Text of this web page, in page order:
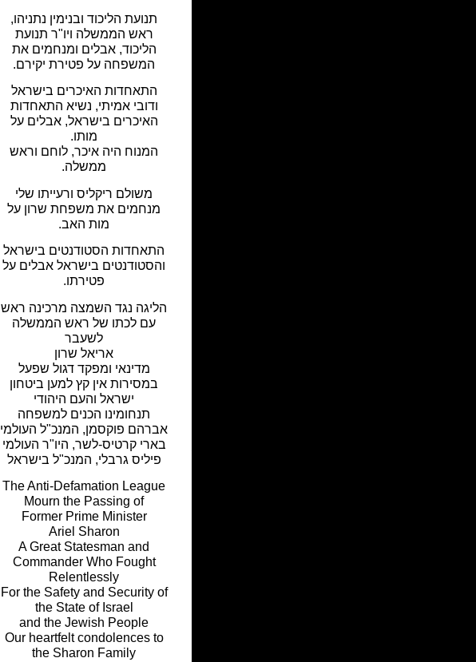
תנועת הליכוד ובנימין נתניהו,
ראש הממשלה ויו"ר תנועת
הליכוד, אבלים ומנחמים את
המשפחה על פטירת יקירם.
התאחדות האיכרים בישראל
ודובי אמיתי, נשיא התאחדות
האיכרים בישראל, אבלים על
מותו.
המנוח היה איכר, לוחם וראש
ממשלה.
משולם ריקליס ורעייתו שלי
מנחמים את משפחת שרון על
מות האב.
התאחדות הסטודנטים בישראל
והסטודנטים בישראל אבלים על
פטירתו.
הליגה נגד השמצה מרכינה ראש
עם לכתו של ראש הממשלה
לשעבר
אריאל שרון
מדינאי ומפקד דגול שפעל
במסירות אין קץ למען ביטחון
ישראל והעם היהודי
תנחומינו הכנים למשפחה
אברהם פוקסמן, המנכ"ל העולמי
בארי קרטיס-לשר, היו"ר העולמי
פיליס גרבלי, המנכ"ל בישראל
The Anti-Defamation League
Mourn the Passing of
Former Prime Minister
Ariel Sharon
A Great Statesman and
Commander Who Fought
Relentlessly
For the Safety and Security of
the State of Israel
and the Jewish People
Our heartfelt condolences to
the Sharon Family